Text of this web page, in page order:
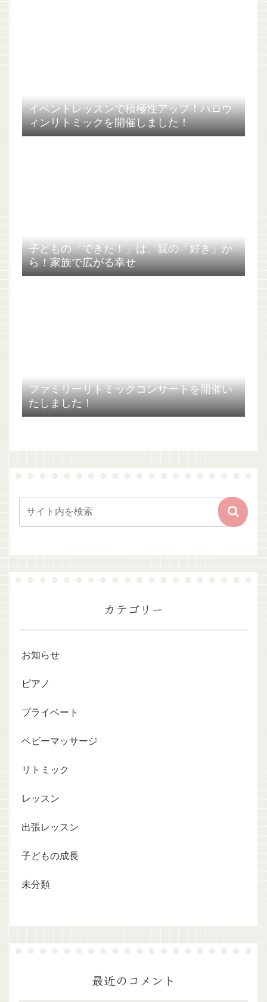
イベントレッスンで積極性アップ！ハロウ
ィンリトミックを開催しました！
子どもの「できた！」は、親の「好き」か
ら！家族で広がる幸せ
ファミリーリトミックコンサートを開催い
たしました！
カテゴリー
お知らせ
ピアノ
プライベート
ベビーマッサージ
リトミック
レッスン
出張レッスン
子どもの成長
未分類
最近のコメント